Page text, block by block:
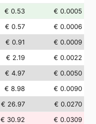
€ 0.53
€ 0.0005
€ 0.57
€ 0.0006
€ 0.91
€ 0.0009
€ 2.19
€ 0.0022
€ 4.97
€ 0.0050
€ 8.98
€ 0.0090
€ 26.97
€ 0.0270
€ 30.92
€ 0.0309